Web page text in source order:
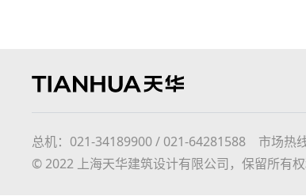
总机：021-34189900 / 021-64281588 市场热
© 2022 上海天华建筑设计有限公司，保留所有